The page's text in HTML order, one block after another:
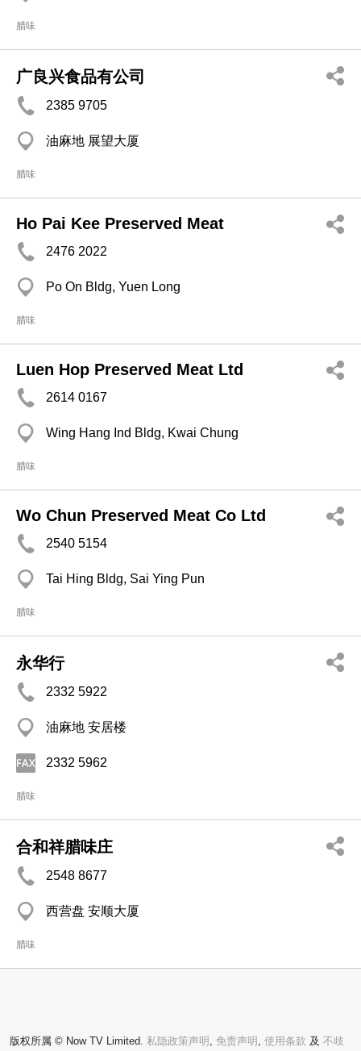
腊味
广良兴食品有公司
2385 9705
油麻地 展望大厦
腊味
Ho Pai Kee Preserved Meat
2476 2022
Po On Bldg, Yuen Long
腊味
Luen Hop Preserved Meat Ltd
2614 0167
Wing Hang Ind Bldg, Kwai Chung
腊味
Wo Chun Preserved Meat Co Ltd
2540 5154
Tai Hing Bldg, Sai Ying Pun
腊味
永华行
2332 5922
油麻地 安居楼
2332 5962
腊味
合和祥腊味庄
2548 8677
西营盘 安顺大厦
腊味
版权所属 © Now TV Limited. 私隐政策声明 , 免责声明 , 使用条款 及 不歧